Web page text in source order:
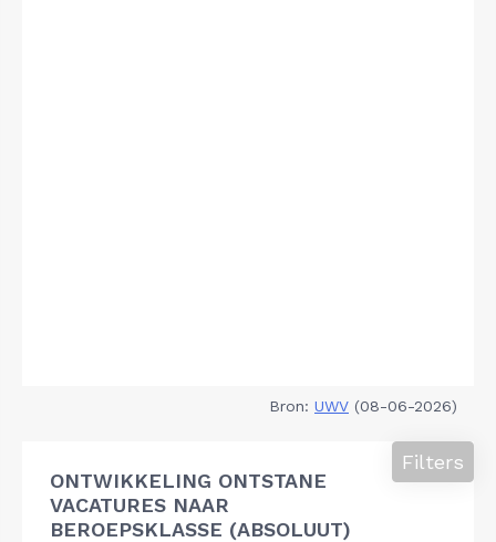
Bron: UWV (08-06-2026)
ONTWIKKELING ONTSTANE
VACATURES NAAR
BEROEPSKLASSE (ABSOLUUT)
Filters